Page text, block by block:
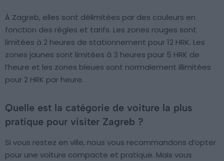
À Zagreb, elles sont délimitées par des couleurs en
fonction des règles et tarifs. Les zones rouges sont
limitées à 2 heures de stationnement pour 12 HRK. Les
zones jaunes sont limitées à 3 heures pour 5 HRK de
l’heure et les zones bleues sont normalement illimitées
pour 2 HRK par heure.
Quelle est la catégorie de voiture la plus
pratique pour visiter Zagreb ?
Si vous restez en ville, nous vous recommandons d’opter
pour une voiture compacte et pratique. Mais vous